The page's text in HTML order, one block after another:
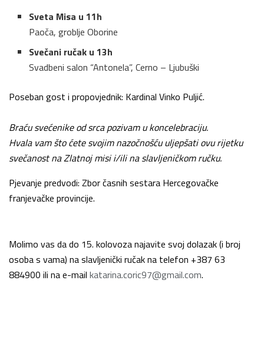
Sveta Misa u 11h
Paoča, groblje Oborine
Svečani ručak u 13h
Svadbeni salon “Antonela”, Cerno – Ljubuški
Poseban gost i propovjednik: Kardinal Vinko Puljić.
Braću svećenike od srca pozivam u koncelebraciju.
Hvala vam što ćete svojim nazočnošću uljepšati ovu rijetku
svečanost na Zlatnoj misi i/ili na slavljeničkom ručku.
Pjevanje predvodi: Zbor časnih sestara Hercegovačke
franjevačke provincije.
Molimo vas da do 15. kolovoza najavite svoj dolazak (i broj
osoba s vama) na slavljenički ručak na telefon +387 63
884900 ili na e-mail katarina.coric97@gmail.com.